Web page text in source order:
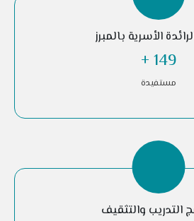
الأسرية بالمبرز
351
+
مستفيدة
التدريب والتثقيف